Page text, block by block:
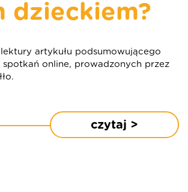
dzieckiem?
artykułu podsumowującego
spotkań online, prowadzonych przez
czytaj >